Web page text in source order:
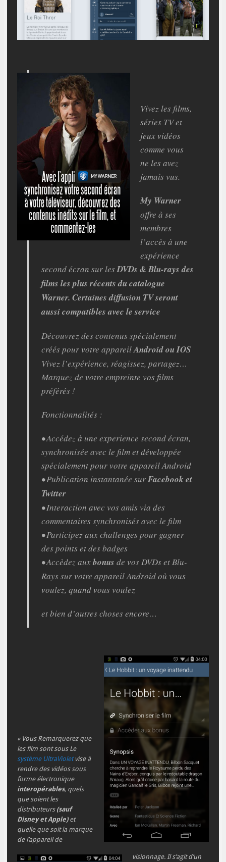
Vivez les films,
séries TV et
jeux vidéos
comme vous
ne les avez
jamais vus.
My Warner
offre à ses
membres
l’accès à une
expérience
second écran sur lesDVDs & Blu-rays des
films les plus récents du catalogue
Warner. Certaines diffusion TV seront
aussi compatibles avec le service
Découvrez des contenus spécialement
créés pour votre appareilAndroid ou IOS
Vivez l’expérience, réagissez, partagez…
Marquez de votre empreinte vos films
préférés !
Fonctionnalités :
• Accédez à une experience second écran,
synchronisée avec le film et développée
spécialement pour votre appareil Android
• Publication instantanée surFacebook et
Twitter
• Interaction avec vos amis via des
commentaires synchronisés avec le film
• Participez aux challenges pour gagner
des points et des badges
• Accèdez auxbonus de vos DVDs et Blu-
Rays sur votre appareil Android où vous
voulez, quand vous voulez
et bien d’autres choses encore…
« Vous Remarquerez que
les film sont sous Le
système UltraVioletvise à
rendre des vidéos sous
forme électronique
interopérables, quels
que soient les
distributeurs (sauf
Disney et Apple)et
quelle que soit la marque
de l’appareil de
visionnage. Il s’agit d’un